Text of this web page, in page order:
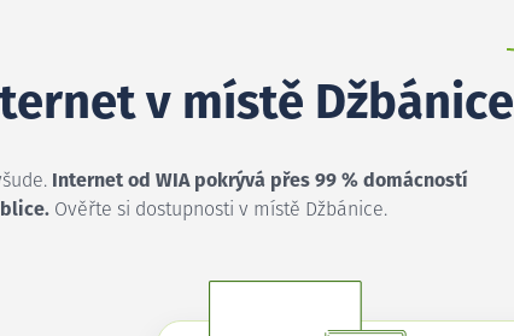
v místě Džbánice
Internet od WIA pokrývá přes 99 % domácností
Ověřte si dostupnosti v místě Džbánice.